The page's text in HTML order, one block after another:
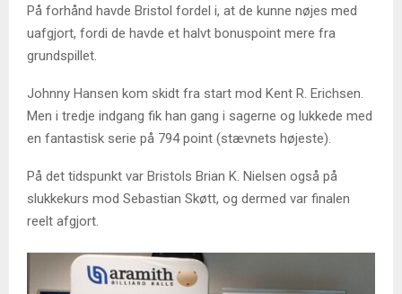
På forhånd havde Bristol fordel i, at de kunne nøjes med
uafgjort, fordi de havde et halvt bonuspoint mere fra
grundspillet.
Johnny Hansen kom skidt fra start mod Kent R. Erichsen.
Men i tredje indgang fik han gang i sagerne og lukkede med
en fantastisk serie på 794 point (stævnets højeste).
På det tidspunkt var Bristols Brian K. Nielsen også på
slukkekurs mod Sebastian Skøtt, og dermed var finalen
reelt afgjort.